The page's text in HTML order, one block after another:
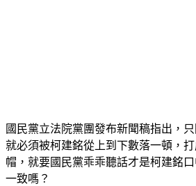
國民黨立法院黨團發布新聞稿指出，
就必須被柯建銘從上到下數落一頓，
帽，就要國民黨乖乖聽話才是柯建銘
一致嗎？